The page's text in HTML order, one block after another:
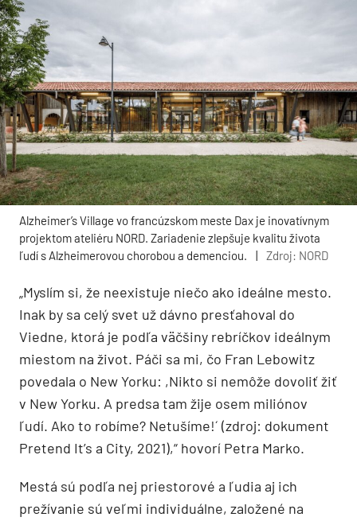
Alzheimer’s Village vo francúzskom meste Dax je inovatívnym
projektom ateliéru NORD. Zariadenie zlepšuje kvalitu života
ľudí s Alzheimerovou chorobou a demenciou.
| Zdroj: NORD
„Myslím si, že neexistuje niečo ako ideálne mesto.
Inak by sa celý svet už dávno presťahoval do
Viedne, ktorá je podľa väčšiny rebríčkov ideálnym
miestom na život. Páči sa mi, čo Fran Lebowitz
povedala o New Yorku: ,Nikto si nemôže dovoliť žiť
v New Yorku. A predsa tam žije osem miliónov
ľudí. Ako to robíme? Netušíme!´ (zdroj: dokument
Pretend It’s a City, 2021),“ hovorí Petra Marko.
Mestá sú podľa nej priestorové a ľudia aj ich
prežívanie sú veľmi individuálne, založené na